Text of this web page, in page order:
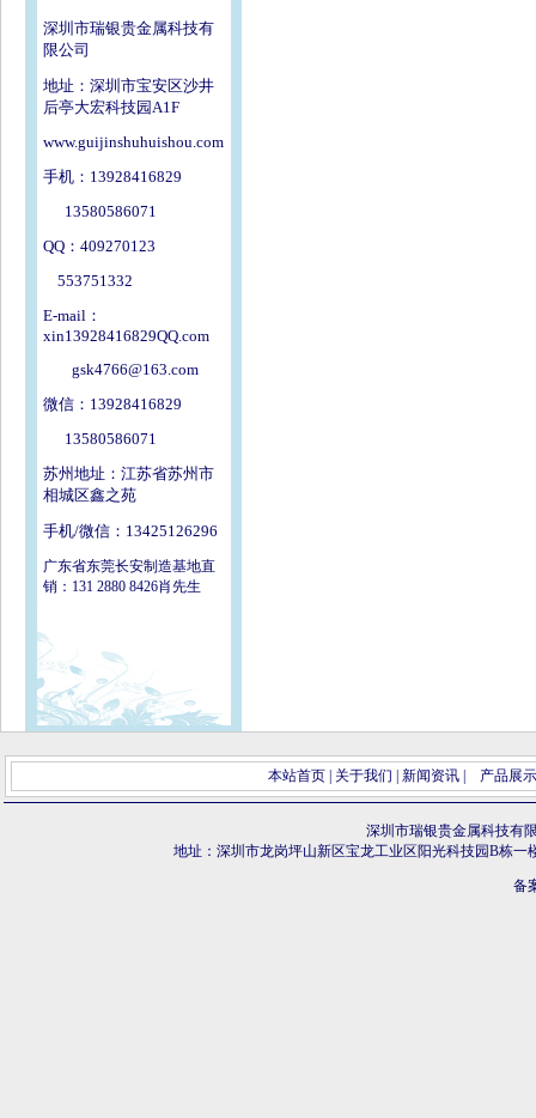
深圳市瑞银贵金属科技有
限公司
地址：深圳市宝安区沙井
后亭大宏科技园A1F
www.guijinshuhuishou.com
手机：13928416829
13580586071
QQ：409270123
553751332
E-mail：
xin13928416829QQ.com
gsk4766@163.com
微信：13928416829
13580586071
苏州地址：江苏省苏州市
相城区鑫之苑
手机/微信：13425126296
广东省东莞长安制造基地直
销：131 2880 8426肖先生
本站首页| 关于我们 新闻资讯| 产品展示
深圳市瑞银贵金属科技有
地址：深圳市龙岗坪山新区宝龙工业区阳光科技园B栋一
备